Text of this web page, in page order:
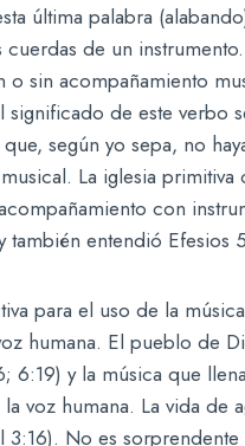
última palabra
de un
o sin acompañamiento
significado de este verbo
según yo sepa, no
La iglesia
con
también entendió Efesios
para el uso de la
humana. El pueblo de
6:19) y la música que
voz humana. La vida de
No es